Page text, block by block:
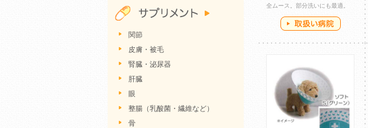
全ムース。部分洗いにも最適。
関節
皮膚・被毛
腎臓・泌尿器
肝臓
眼
整腸（乳酸菌・繊維など）
骨